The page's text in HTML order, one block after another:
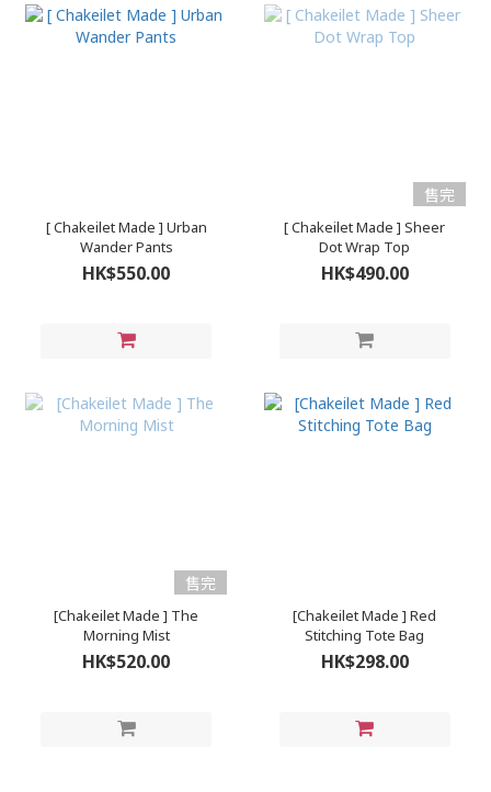
[ Chakeilet Made ] Urban
Wander Pants
HK$550.00
售完
[ Chakeilet Made ] Sheer
Dot Wrap Top
HK$490.00
售完
[Chakeilet Made ] The
Morning Mist
HK$520.00
[Chakeilet Made ] Red
Stitching Tote Bag
HK$298.00